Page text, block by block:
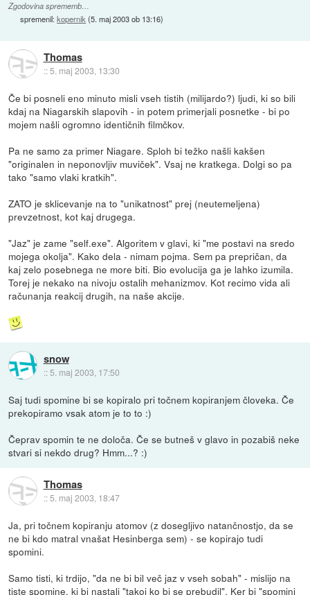
Zgodovina sprememb…
spremenil:kopernik(5. maj 2003 ob 13:16)
Thomas
::5. maj 2003, 13:30
Če bi posneli eno minuto misli vseh tistih (milijardo?) ljudi, ki so bili
kdaj na Niagarskih slapovih - in potem primerjali posnetke - bi po
mojem našli ogromno identičnih filmčkov.
Pa ne samo za primer Niagare. Sploh bi težko našli kakšen
"originalen in neponovljiv muviček". Vsaj ne kratkega. Dolgi so pa
tako "samo vlaki kratkih".
ZATO je sklicevanje na to "unikatnost" prej (neutemeljena)
prevzetnost, kot kaj drugega.
"Jaz" je zame "self.exe". Algoritem v glavi, ki "me postavi na sredo
mojega okolja". Kako dela - nimam pojma. Sem pa prepričan, da
kaj zelo posebnega ne more biti. Bio evolucija ga je lahko izumila.
Torej je nekako na nivoju ostalih mehanizmov. Kot recimo vida ali
računanja reakcij drugih, na naše akcije.
snow
:: 5. maj 2003, 17:50
Saj tudi spomine bi se kopiralo pri točnem kopiranjem človeka. Če
prekopiramo vsak atom je to to :)
Čeprav spomin te ne določa. Če se butneš v glavo in pozabiš neke
stvari si nekdo drug? Hmm...? :)
Thomas
::5. maj 2003, 18:47
Ja, pri točnem kopiranju atomov (z dosegljivo natančnostjo, da se
ne bi kdo matral vnašat Hesinberga sem) - se kopirajo tudi
spomini.
Samo tisti, ki trdijo, "da ne bi bil več jaz v vseh sobah" - mislijo na
tiste spomine, ki bi nastali "takoj ko bi se prebudil". Ker bi "spomini